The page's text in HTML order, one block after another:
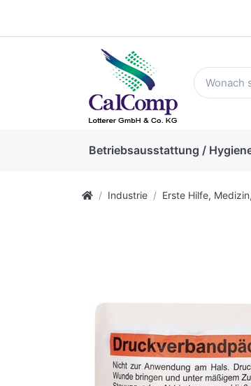
Betriebsausstattung /
Industrie Erste Hilfe,